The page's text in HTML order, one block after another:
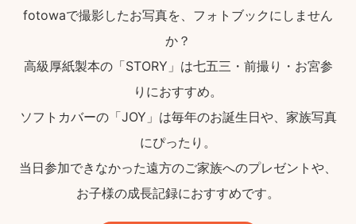
fotowaで撮影したお写真を、フォトブックにしません
か？
高級厚紙製本の「STORY」は七五三・前撮り・お宮参
りにおすすめ。
ソフトカバーの「JOY」は毎年のお誕生日や、家族写真
にぴったり。
当日参加できなかった遠方のご家族へのプレゼントや、
お子様の成長記録におすすめです。